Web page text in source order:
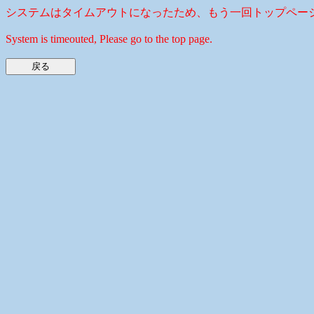
システムはタイムアウトになったため、もう一回トップペー
System is timeouted, Please go to the top page.